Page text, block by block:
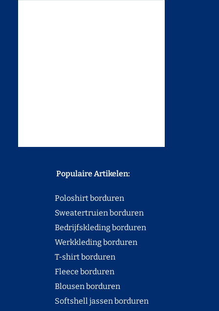
Populaire Artikelen:
Poloshirt borduren
Sweatertruien borduren
Bedrijfskleding borduren
Werkkleding borduren
T-shirt borduren
Fleece borduren
Blousen borduren
Softshell jassen borduren